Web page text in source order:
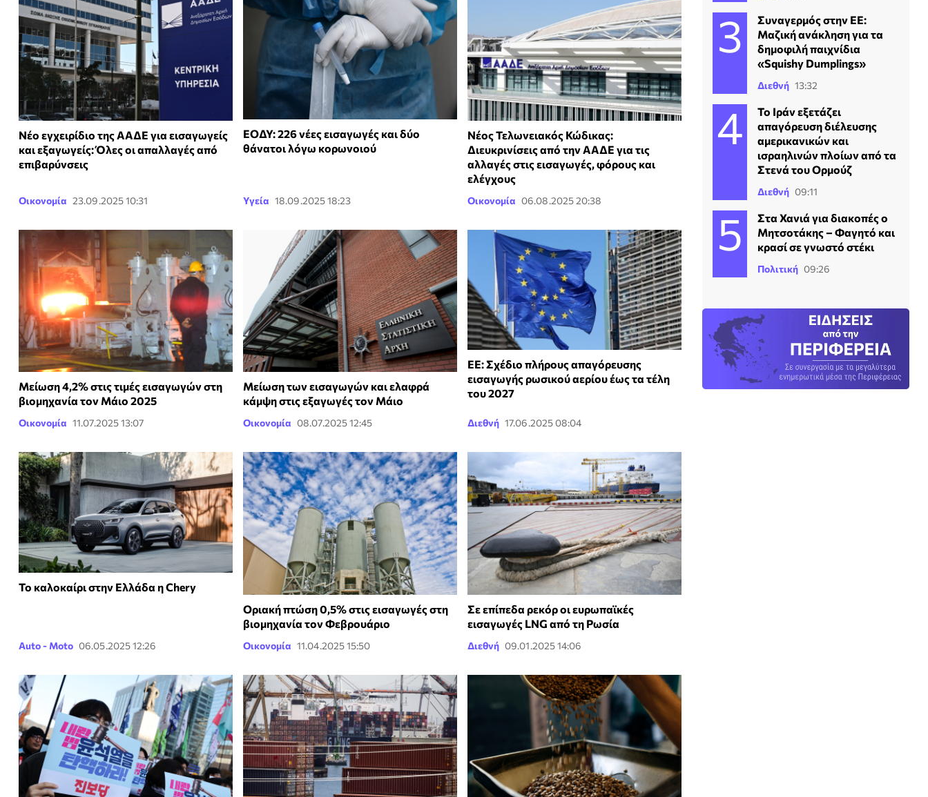
Νέο εγχειρίδιο της ΑΑΔΕ για εισαγωγείς
και εξαγωγείς: Όλες οι απαλλαγές από
επιβαρύνσεις
Οικονομία 23.09.2025 10:31
ΕΟΔΥ: 226 νέες εισαγωγές και δύο
θάνατοι λόγω κορωνοιού
Υγεία 18.09.2025 18:23
Νέος Τελωνειακός Κώδικας:
Διευκρινίσεις από την ΑΑΔΕ για τις
αλλαγές στις εισαγωγές, φόρους και
ελέγχους
Οικονομία 06.08.2025 20:38
Μείωση 4,2% στις τιμές εισαγωγών στη
βιομηχανία τον Μάιο 2025
Οικονομία 11.07.2025 13:07
Μείωση των εισαγωγών και ελαφρά
κάμψη στις εξαγωγές τον Μάιο
Οικονομία 08.07.2025 12:45
ΕΕ: Σχέδιο πλήρους απαγόρευσης
εισαγωγής ρωσικού αερίου έως τα τέλη
του 2027
Διεθνή 17.06.2025 08:04
Το καλοκαίρι στην Ελλάδα η Chery
Auto - Moto 06.05.2025 12:26
Οριακή πτώση 0,5% στις εισαγωγές στη
βιομηχανία τον Φεβρουάριο
Οικονομία 11.04.2025 15:50
Σε επίπεδα ρεκόρ οι ευρωπαϊκές
εισαγωγές LNG από τη Ρωσία
Διεθνή 09.01.2025 14:06
Συναγερμός στην ΕΕ:
Μαζική ανάκληση για τα
δημοφιλή παιχνίδια
«Squishy Dumplings»
Διεθνή 13:32
Το Ιράν εξετάζει
απαγόρευση διέλευσης
αμερικανικών και
ισραηλινών πλοίων από τα
Στενά του Ορμούζ
Διεθνή 09:11
Στα Χανιά για διακοπές ο
Μητσοτάκης – Φαγητό και
κρασί σε γνωστό στέκι
Πολιτική 09:26